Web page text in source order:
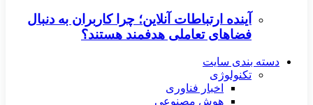
آینده ارتباطات آنلاین؛ چرا کاربران به دنبال
فضاهای تعاملی هدفمند هستند؟
دسته بندی سایت
تکنولوژی
اخبار فناوری
هوش مصنوعی